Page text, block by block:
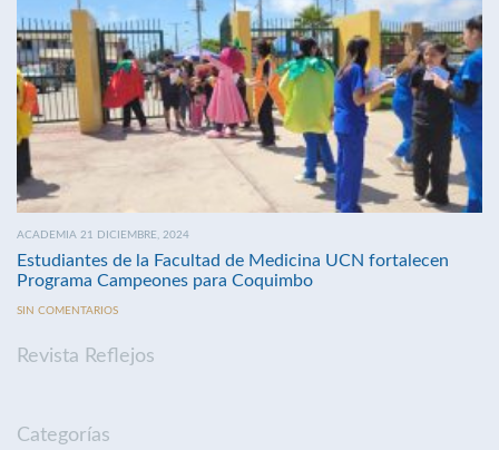
ACADEMIA 21 DICIEMBRE, 2024
Estudiantes de la Facultad de Medicina UCN fortalecen
Programa Campeones para Coquimbo
SIN COMENTARIOS
Revista Reflejos
Categorías